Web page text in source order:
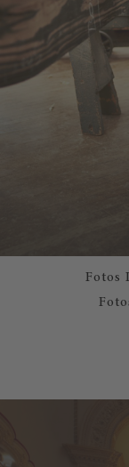
Fotos